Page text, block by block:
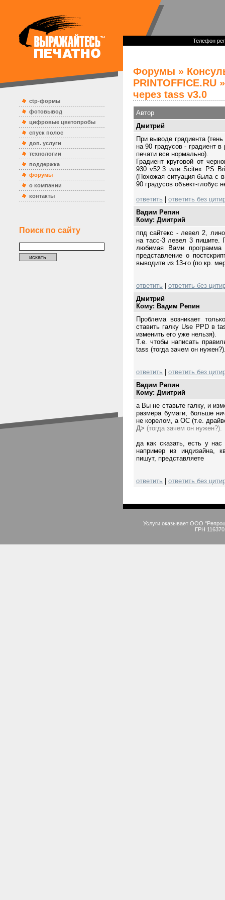
ctp-формы
фотовывод
цифровые цветопробы
спуск полос
доп. услуги
технологии
поддержка
форумы
о компании
контакты
Поиск по сайту
Телефон
Форумы »
PRINTOFFICE.RU
через tass v3.0
Автор
Дмитрий
При выводе градиента
на 90 градусов - градиент
печати все нормально).
Градиент круговой от
930 v52.3 или Scitex PS
(Похожая ситуация была с
90 градусов объект-глобус
ответить
ответить без
Вадим Репин
Кому: Дмитрий
ппд сайтекс - левел 2,
на тасс-3 левел 3 пишите.
любимая Вами программа
представление о
выводите из 13-го (по кр.
ответить
ответить без
Дмитрий
Кому: Вадим Репин
Проблема возникает
ставить галку Use PPD в
изменить его уже нельзя).
Т.е. чтобы написать
tass (тогда зачем он
ответить
ответить без
Вадим Репин
Кому: Дмитрий
а Вы не ставьте галку, и
размера бумаги, больше
не корелом, а ОС (т.е.
Д> (тогда зачем он нужен?).
да как сказать, есть у
например из индизайна,
пишут, представляете
ответить ответить без
Услуги оказывает ООО
ГРН